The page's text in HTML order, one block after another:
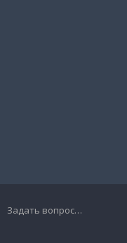
Задать вопрос…